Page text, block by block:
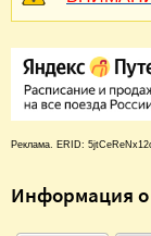
Реклама. ERID:
Информация о